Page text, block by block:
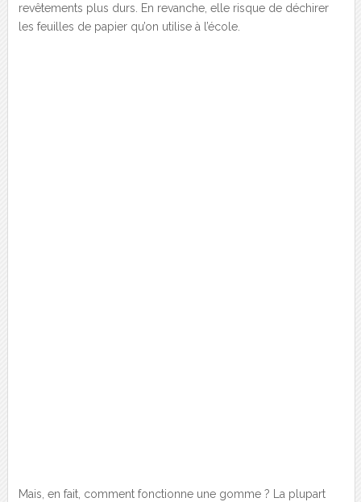
revêtements plus durs. En revanche, elle risque de déchirer
les feuilles de papier qu’on utilise à l’école.
Mais, en fait, comment fonctionne une gomme ? La plupart